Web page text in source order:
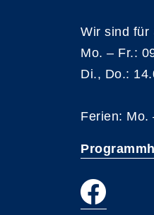
Wir sind für
Mo. – Fr.:
Di., Do.:
Ferien: Mo.